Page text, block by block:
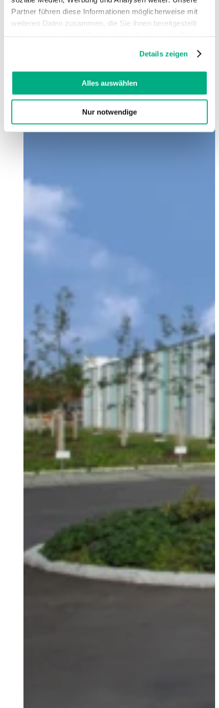
Partner führen diese Informationen möglicherweise mit
weiteren Daten zusammen, die Sie ihnen bereitgestellt
Cookies, wenn Sie unsere Webseite weiterhin nutzen.
Weitere Informationen finden Sie in
DatenschutzerklärungundImpressum
Details zeigen
Alles auswählen
Nur notwendige